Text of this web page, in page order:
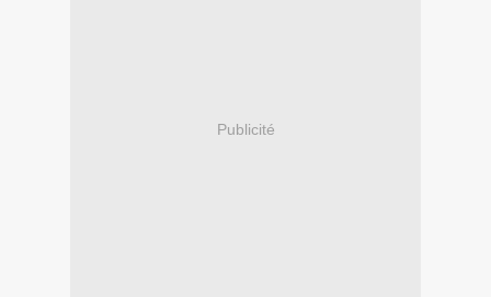
Publicité